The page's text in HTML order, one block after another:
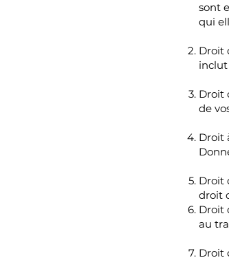
sont
qui
Droit
inclut
Droit
de
Droit
Droit
droit
Droit
au
Droit